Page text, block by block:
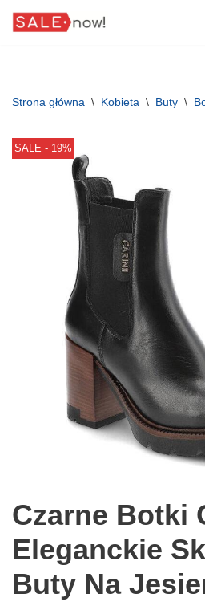
Strona główna \ Kobieta \ Buty \
SALE - 19%
Czarne Botki
Eleganckie
Buty Na